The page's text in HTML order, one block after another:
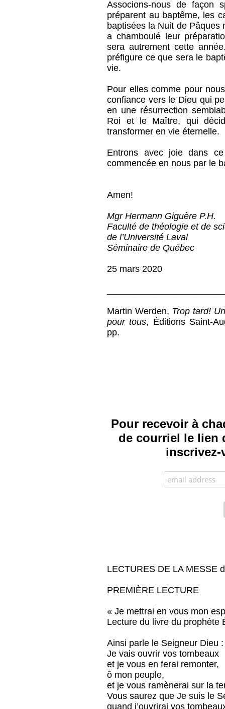
Associons-nous de façon
préparent au baptême, les
baptisées la Nuit de Pâques
a chamboulé leur
sera autrement cette
préfigure ce que sera le
vie.
Pour elles comme pour
confiance vers le Dieu qui
en une résurrection
Roi et le Maître, qui
transformer en vie éternelle.
Entrons avec joie dans
commencée en nous par le
Amen!
Mgr Hermann Giguère P.H.
Faculté de théologie et de
de l’Université Laval
Séminaire de Québec
25 mars 2020
Martin Werden, Trop tard!
pour tous, Éditions Saint-
pp.
Pour recevoir à
de courriel le lien
LECTURES DE LA MESSE
PREMIÈRE LECTURE
« Je mettrai en vous mon
Lecture du livre du prophète
Ainsi parle le Seigneur Dieu :
Je vais ouvrir vos tombeaux
et je vous en ferai remonter,
ô mon peuple,
et je vous ramènerai sur la
Vous saurez que Je suis le
quand j’ouvrirai vos